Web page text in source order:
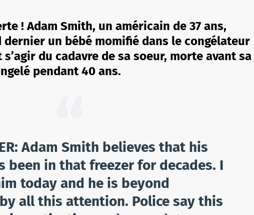
! Adam Smith, un américain de 37 ans,
dernier un bébé momifié dans le congélateur
du cadavre de sa soeur, morte avant sa
pendant 40 ans.
Adam Smith believes that his
been in that freezer for decades. I
today and he is beyond
all this attention. Police say this